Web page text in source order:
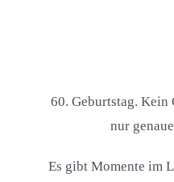
60. Geburtstag. Kein
nur
Es gibt Momente im